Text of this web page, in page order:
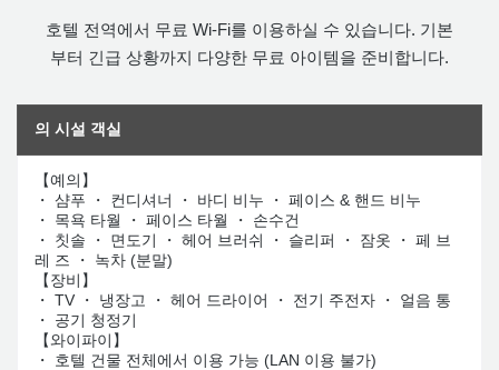
호텔 전역에서 무료 Wi-Fi를 이용하실 수 있습니다. 기본
부터 긴급 상황까지 다양한 무료 아이템을 준비합니다.
의 시설 객실
【예의】
・ 샴푸 ・ 컨디셔너 ・ 바디 비누 ・ 페이스 & 핸드 비누
・ 목욕 타월 ・ 페이스 타월 ・ 손수건
・ 칫솔 ・ 면도기 ・ 헤어 브러쉬 ・ 슬리퍼 ・ 잠옷 ・ 페 브
레 즈 ・ 녹차 (분말)
【장비】
・ TV ・ 냉장고 ・ 헤어 드라이어 ・ 전기 주전자 ・ 얼음 통
・ 공기 청정기
【와이파이】
・ 호텔 건물 전체에서 이용 가능 (LAN 이용 불가)